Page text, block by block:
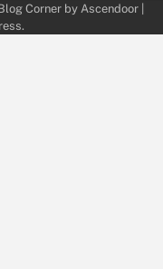
Blog Corner by Ascendoor
.